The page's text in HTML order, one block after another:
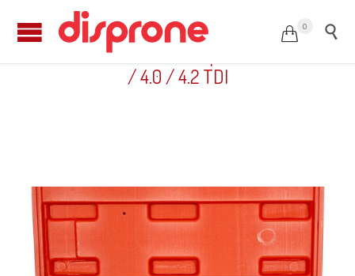
 0 
Kit de calado diésel – Grupo VAG 2.7 / 3.0
/ 4.0 / 4.2 TDI